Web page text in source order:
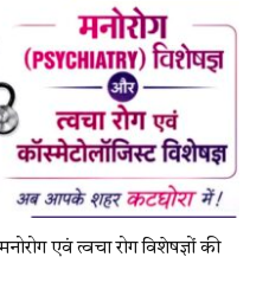
एवं त्वचा रोग विशेषज्ञों की